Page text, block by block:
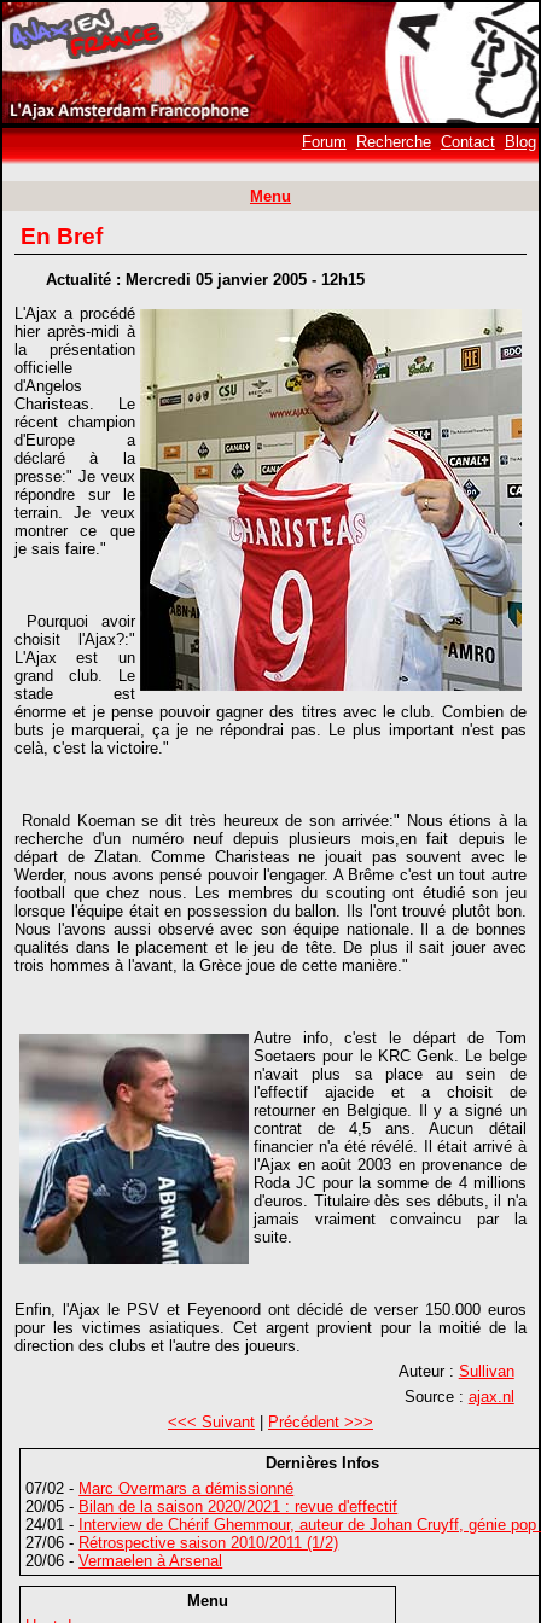
Forum Recherche Contact Blog
Menu
En Bref
Actualité : Mercredi 05 janvier 2005 - 12h15
L'Ajax a procédé
hier après-midi à
la présentation
officielle
d'Angelos
Charisteas. Le
récent champion
d'Europe a
déclaré à la
presse:" Je veux
répondre sur le
terrain. Je veux
montrer ce que
je sais faire."
Pourquoi avoir
choisit l'Ajax?:"
L'Ajax est un
grand club. Le
stade est
énorme et je pense pouvoir gagner des titres avec le club. Combien de
buts je marquerai, ça je ne répondrai pas. Le plus important n'est pas
celà, c'est la victoire."
Ronald Koeman se dit très heureux de son arrivée:" Nous étions à la
recherche d'un numéro neuf depuis plusieurs mois,en fait depuis le
départ de Zlatan. Comme Charisteas ne jouait pas souvent avec le
Werder, nous avons pensé pouvoir l'engager. A Brême c'est un tout autre
football que chez nous. Les membres du scouting ont étudié son jeu
lorsque l'équipe était en possession du ballon. Ils l'ont trouvé plutôt bon.
Nous l'avons aussi observé avec son équipe nationale. Il a de bonnes
qualités dans le placement et le jeu de tête. De plus il sait jouer avec
trois hommes à l'avant, la Grèce joue de cette manière."
Autre info, c'est le départ de Tom
Soetaers pour le KRC Genk. Le belge
n'avait plus sa place au sein de
l'effectif ajacide et a choisit de
retourner en Belgique. Il y a signé un
contrat de 4,5 ans. Aucun détail
financier n'a été révélé. Il était arrivé à
l'Ajax en août 2003 en provenance de
Roda JC pour la somme de 4 millions
d'euros. Titulaire dès ses débuts, il n'a
jamais vraiment convaincu par la
suite.
Enfin, l'Ajax le PSV et Feyenoord ont décidé de verser 150.000 euros
pour les victimes asiatiques. Cet argent provient pour la moitié de la
direction des clubs et l'autre des joueurs.
Auteur : Sullivan
Source : ajax.nl
<<< Suivant| Précédent >>>
Dernières Infos
07/02 - Marc Overmars a démissionné
20/05 - Bilan de la saison 2020/2021 : revue d'effectif
24/01 - Interview de Chérif Ghemmour, auteur de Johan Cruyff, génie
27/06 - Rétrospective saison 2010/2011 (1/2)
20/06 -Vermaelen à Arsenal
Menu